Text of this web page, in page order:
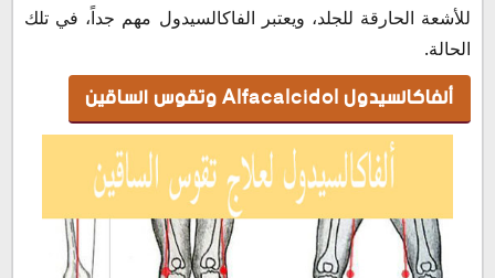
للأشعة الحارقة للجلد، ويعتبر الفاكالسيدول مهم جداً، في تلك
الحالة.
ألفاكالسيدولAlfacalcidolوتقوس الساقين